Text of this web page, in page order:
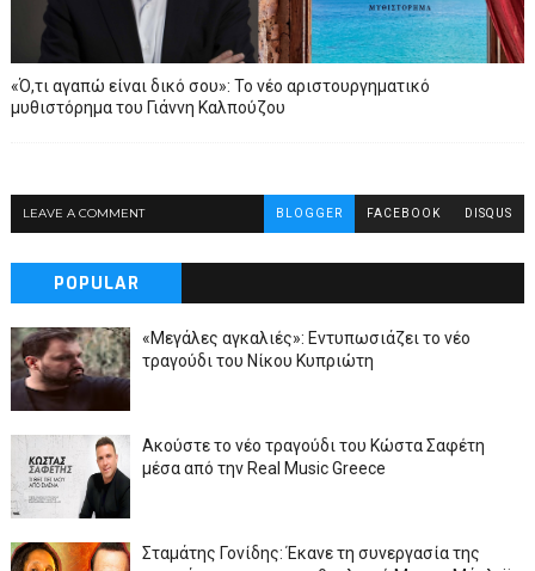
«Ό,τι αγαπώ είναι δικό σου»: Το νέο αριστουργηματικό
μυθιστόρημα του Γιάννη Καλπούζου
LEAVE A COMMENT BLOGGER FACEBOOK DISQUS
POPULAR
«Μεγάλες αγκαλιές»: Εντυπωσιάζει το νέο
τραγούδι του Νίκου Κυπριώτη
Ακούστε το νέο τραγούδι του Κώστα Σαφέτη
μέσα από την Real Music Greece
Σταμάτης Γονίδης: Έκανε τη συνεργασία της